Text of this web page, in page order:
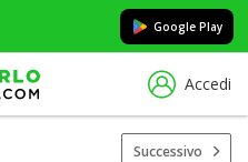
Google Play
Accedi
Successivo